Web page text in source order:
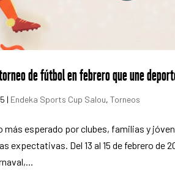
de fútbol en febrero que une
| Endeka Sports Cup Salou,Torneos
más esperado por clubes, familias y
expectativas. Del 13 al 15 de febrero de